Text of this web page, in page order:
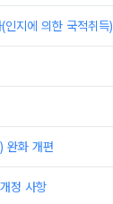
인지에 의한 국적취득)
완화 개편
정 사항